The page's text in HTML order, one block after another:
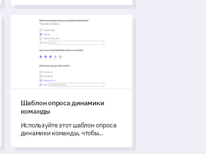
пользовательские данные для
обслуживания.
Шаблон опроса динамики команды
Шаблон опроса динамики
команды
Используйте этот шаблон опроса
динамики команды, чтобы
функциональности и